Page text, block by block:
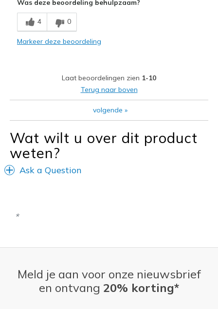
Breathe Well
Comfortable
Beste toepassingen
Casual Wear
Going Out
Travel
Width
Sizing
Feels true to size
Was deze beoordeling behulpzaam?
4 0
Markeer deze beoordeling
Laat beoordelingen zien 1-10
Terug naar boven
volgende »
Wat wilt u over dit product
weten?
Ask a Question
Meld je aan voor onze nieuwsbrief
en ontvang 20% korting*